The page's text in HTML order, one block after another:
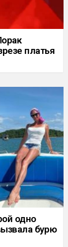
платья
одно
бурю